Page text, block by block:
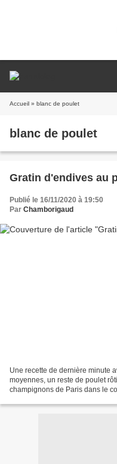
Accueil » blanc de poulet
blanc de poulet
Gratin d'endives au
Publié le 16/11/2020 à 19:50
Par Chamborigaud
Une recette de dernière minute
moyennes, un reste de poulet
champignons de Paris dans le